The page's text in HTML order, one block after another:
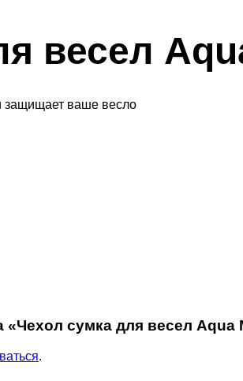
весел
защищает ваше весло
сумка для весел Aqua
.